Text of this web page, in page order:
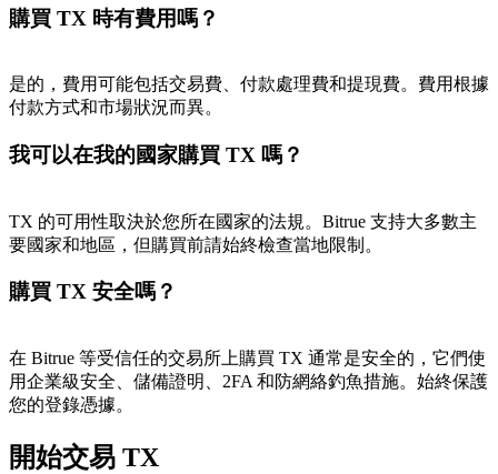
購買 TX 時有費用嗎？
是的，費用可能包括交易費、付款處理費和提現費。費用根據
付款方式和市場狀況而異。
我可以在我的國家購買 TX 嗎？
TX 的可用性取決於您所在國家的法規。Bitrue 支持大多數主
要國家和地區，但購買前請始終檢查當地限制。
購買 TX 安全嗎？
在 Bitrue 等受信任的交易所上購買 TX 通常是安全的，它們使
用企業級安全、儲備證明、2FA 和防網絡釣魚措施。始終保護
您的登錄憑據。
開始交易 TX